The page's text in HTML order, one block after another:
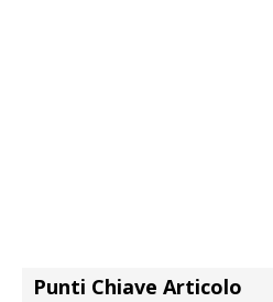
Punti Chiave Articolo